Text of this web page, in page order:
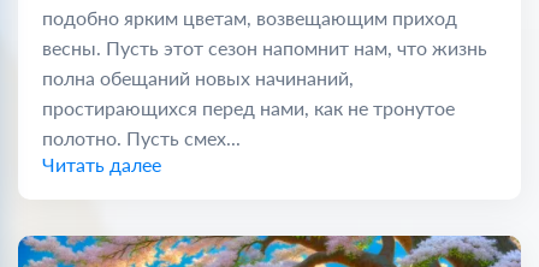
подобно ярким цветам, возвещающим приход
весны. Пусть этот сезон напомнит нам, что жизнь
полна обещаний новых начинаний,
простирающихся перед нами, как не тронутое
полотно. Пусть смех...
Читать далее